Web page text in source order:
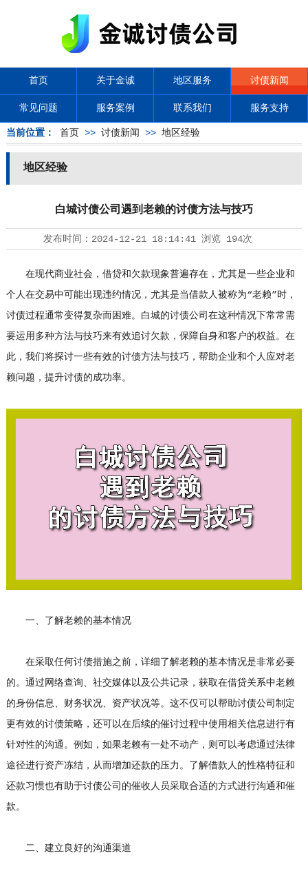
首页 关于金诚 地区服务 讨债新闻
常见问题 服务案例 联系我们 服务支持
当前位置： 首页 >> 讨债新闻 >> 地区经验
地区经验
白城讨债公司遇到老赖的讨债方法与技巧
发布时间： 2024-12-21 18:14:41浏览 194次
在现代商业社会，借贷和欠款现象普遍存在，尤其是一些企业和
个人在交易中可能出现违约情况，尤其是当借款人被称为“老赖”时，
讨债过程通常变得复杂而困难。白城的讨债公司 在这种情况下常常需
要运用多种方法与技巧来有效追讨欠款，保障自身和客户的权益。在
此，我们将探讨一些有效的讨债方法与技巧，帮助企业和个人应对老
赖问题，提升讨债的成功率。
一、了解老赖的基本情况
在采取任何讨债措施之前，详细了解老赖的基本情况是非常必要
的。通过网络查询、社交媒体以及公共记录，获取在借贷关系中老赖
的身份信息、财务状况、资产状况等。这不仅可以帮助讨债公司制定
更有效的讨债策略，还可以在后续的催讨过程中使用相关信息进行有
针对性的沟通。例如，如果老赖有一处不动产，则可以考虑通过法律
途径进行资产冻结，从而增加还款的压力。了解借款人的性格特征和
还款习惯也有助于讨债公司的催收人员采取合适的方式进行沟通和催
款。
二、建立良好的沟通渠道